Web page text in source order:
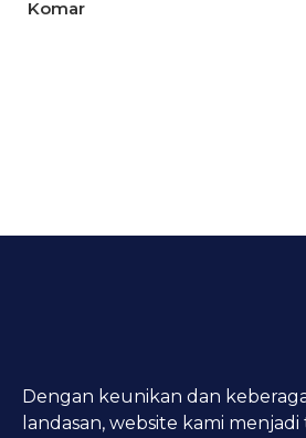
Komar
Dengan keunikan dan
landasan, website kami